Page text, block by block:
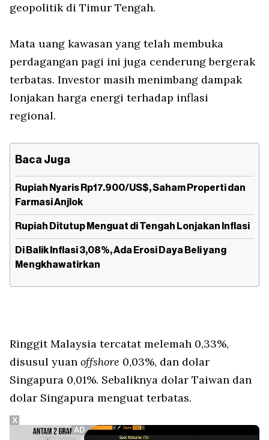
geopolitik di Timur Tengah.
Mata uang kawasan yang telah membuka
perdagangan pagi ini juga cenderung bergerak
terbatas. Investor masih menimbang dampak
lonjakan harga energi terhadap inflasi
regional.
Baca Juga
Rupiah Nyaris Rp17.900/US$, Saham Properti dan
Farmasi Anjlok
Rupiah Ditutup Menguat di Tengah Lonjakan Inflasi
Di Balik Inflasi 3,08%, Ada Erosi Daya Beli yang
Mengkhawatirkan
Ringgit Malaysia tercatat melemah 0,33%,
disusul yuan offshore 0,03%, dan dolar
Singapura 0,01%. Sebaliknya dolar Taiwan dan
dolar Singapura menguat terbatas.
X